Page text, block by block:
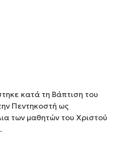
κατά τη Βάπτιση του
Πεντηκοστή ως
των μαθητών του Χριστού